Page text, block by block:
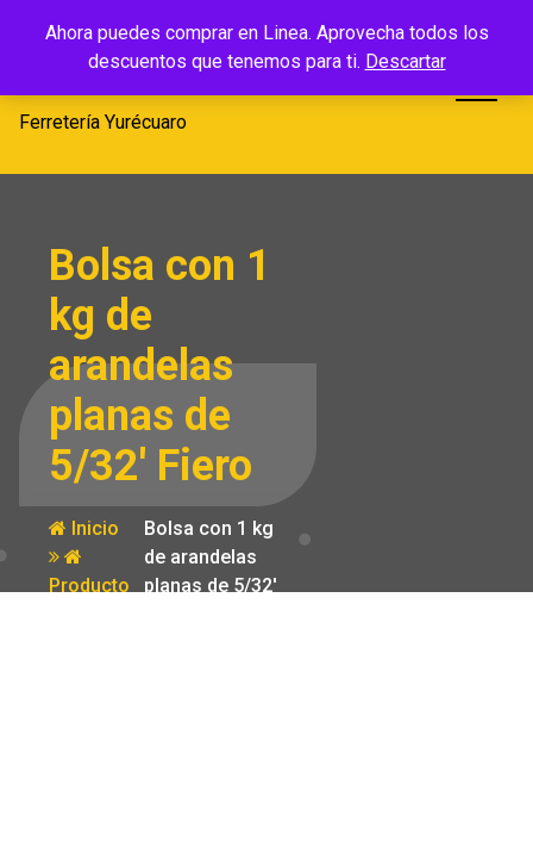
Ahora puedes comprar en Linea. Aprovecha todos los
descuentos que tenemos para ti. Descartar
Ferretería
Yurécuaro
Ferretería Yurécuaro
Bolsa con 1
kg de
arandelas
planas de
5/32′ Fiero
Inicio
Producto
Bolsa con 1 kg
de arandelas
planas de 5/32′